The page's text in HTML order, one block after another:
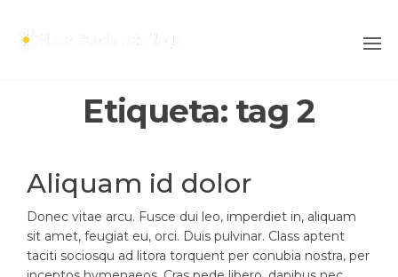
contenido
Etiqueta: tag 2
Aliquam id dolor
Donec vitae arcu. Fusce dui leo, imperdiet in, aliquam
sit amet, feugiat eu, orci. Duis pulvinar. Class aptent
taciti sociosqu ad litora torquent per conubia nostra, per